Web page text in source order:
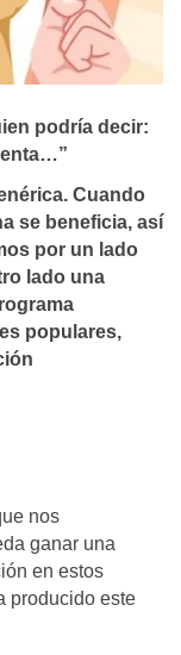
podría decir:
Cuando
se beneficia, así
por un lado
lado una
populares,
nos
ganar una
en estos
producido este